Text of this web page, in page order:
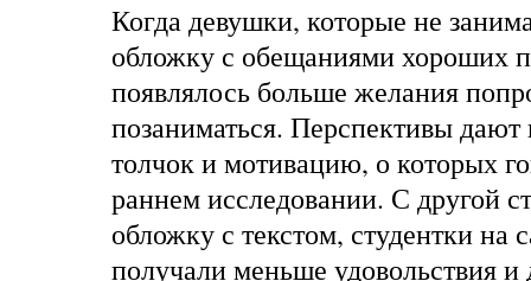
Когда девушки, которые не
обложку с обещаниями хороших
появлялось больше желания
позаниматься. Перспективы
толчок и мотивацию, о которых
раннем исследовании. С другой
обложку с текстом, студентки на
получали меньше удовольствия и